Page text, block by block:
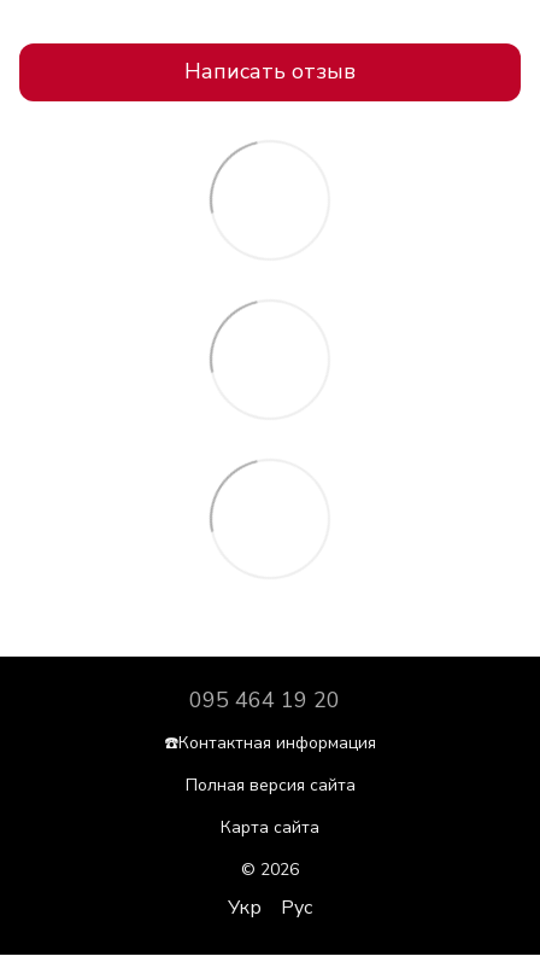
Написать отзыв
095 464 19 20
☎️Контактная информация
Полная версия сайта
Карта сайта
© 2026
Укр Рус